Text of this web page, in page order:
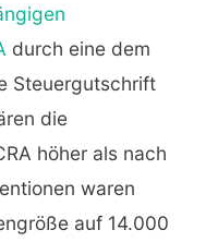
durch eine dem
Steuergutschrift
die
höher als nach
waren
auf 14.000